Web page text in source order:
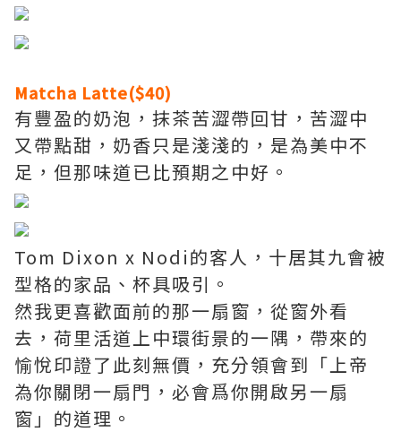
Matcha Latte($40)
有豐盈的奶泡，抹茶苦澀帶回甘，苦澀中
又帶點甜，奶香只是淺淺的，是為美中不
足，但那味道已比預期之中好。
Tom Dixon x Nodi的客人，十居其九會被
型格的家品、杯具吸引。
然我更喜歡面前的那一扇窗，從窗外看
去，荷里活道上中環街景的一隅，帶來的
愉悅印證了此刻無價，充分領會到「上帝
為你關閉一扇門，必會爲你開啟另一扇
窗」的道理。